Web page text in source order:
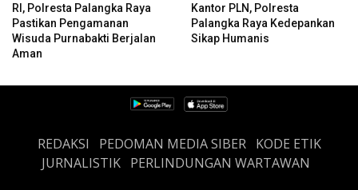
RI, Polresta Palangka Raya
Pastikan Pengamanan
Wisuda Purnabakti Berjalan
Aman
Kantor PLN, Polresta
Palangka Raya Kedepankan
Sikap Humanis
REDAKSI PEDOMAN MEDIA SIBER
KODE ETIK
JURNALISTIK PERLINDUNGAN WARTAWAN